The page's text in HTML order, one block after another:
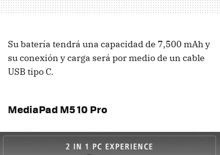
Su batería tendrá una capacidad de 7,500 mAh y
su conexión y carga será por medio de un cable
USB tipo C.
MediaPad M5 10 Pro